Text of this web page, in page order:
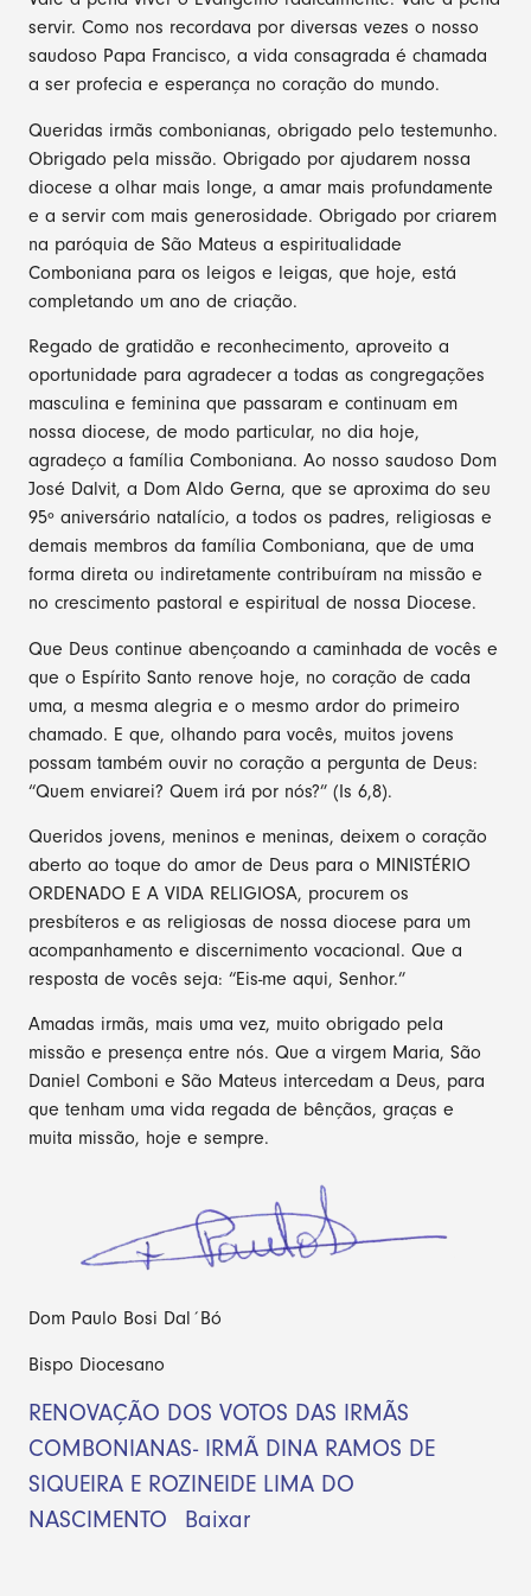
servir. Como nos recordava por diversas vezes o nosso
saudoso Papa Francisco, a vida consagrada é chamada
a ser profecia e esperança no coração do mundo.
Queridas irmãs combonianas, obrigado pelo testemunho.
Obrigado pela missão. Obrigado por ajudarem nossa
diocese a olhar mais longe, a amar mais profundamente
e a servir com mais generosidade. Obrigado por criarem
na paróquia de São Mateus a espiritualidade
Comboniana para os leigos e leigas, que hoje, está
completando um ano de criação.
Regado de gratidão e reconhecimento, aproveito a
oportunidade para agradecer a todas as congregações
masculina e feminina que passaram e continuam em
nossa diocese, de modo particular, no dia hoje,
agradeço a família Comboniana. Ao nosso saudoso Dom
José Dalvit, a Dom Aldo Gerna, que se aproxima do seu
95º aniversário natalício, a todos os padres, religiosas e
demais membros da família Comboniana, que de uma
forma direta ou indiretamente contribuíram na missão e
no crescimento pastoral e espiritual de nossa Diocese.
Que Deus continue abençoando a caminhada de vocês e
que o Espírito Santo renove hoje, no coração de cada
uma, a mesma alegria e o mesmo ardor do primeiro
chamado. E que, olhando para vocês, muitos jovens
possam também ouvir no coração a pergunta de Deus:
“Quem enviarei? Quem irá por nós?” (Is 6,8).
Queridos jovens, meninos e meninas, deixem o coração
aberto ao toque do amor de Deus para o MINISTÉRIO
ORDENADO E A VIDA RELIGIOSA, procurem os
presbíteros e as religiosas de nossa diocese para um
acompanhamento e discernimento vocacional. Que a
resposta de vocês seja: “Eis-me aqui, Senhor.”
Amadas irmãs, mais uma vez, muito obrigado pela
missão e presença entre nós. Que a virgem Maria, São
Daniel Comboni e São Mateus intercedam a Deus, para
que tenham uma vida regada de bênçãos, graças e
muita missão, hoje e sempre.
Dom Paulo Bosi Dal´Bó
Bispo Diocesano
RENOVAÇÃO DOS VOTOS DAS IRMÃS
COMBONIANAS- IRMÃ DINA RAMOS DE
SIQUEIRA E ROZINEIDE LIMA DO
NASCIMENTO
Baixar